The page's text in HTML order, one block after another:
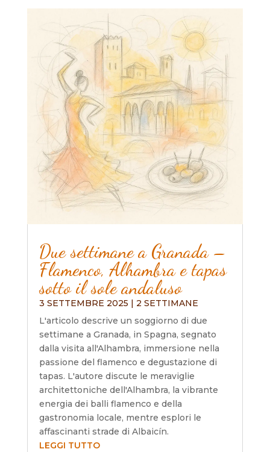
Due settimane a Granada –
Flamenco, Alhambra e tapas
sotto il sole andaluso
3 SETTEMBRE 2025 | 2 SETTIMANE
L'articolo descrive un soggiorno di due
settimane a Granada, in Spagna, segnato
dalla visita all'Alhambra, immersione nella
passione del flamenco e degustazione di
tapas. L'autore discute le meraviglie
architettoniche dell'Alhambra, la vibrante
energia dei balli flamenco e della
gastronomia locale, mentre esplori le
affascinanti strade di Albaicín.
LEGGI TUTTO